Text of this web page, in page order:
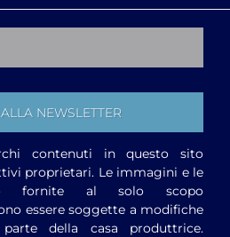
contenuti in questo sito
proprietari. Le immagini e le
fornite al solo scopo
essere soggette a modifiche
della casa produttrice.